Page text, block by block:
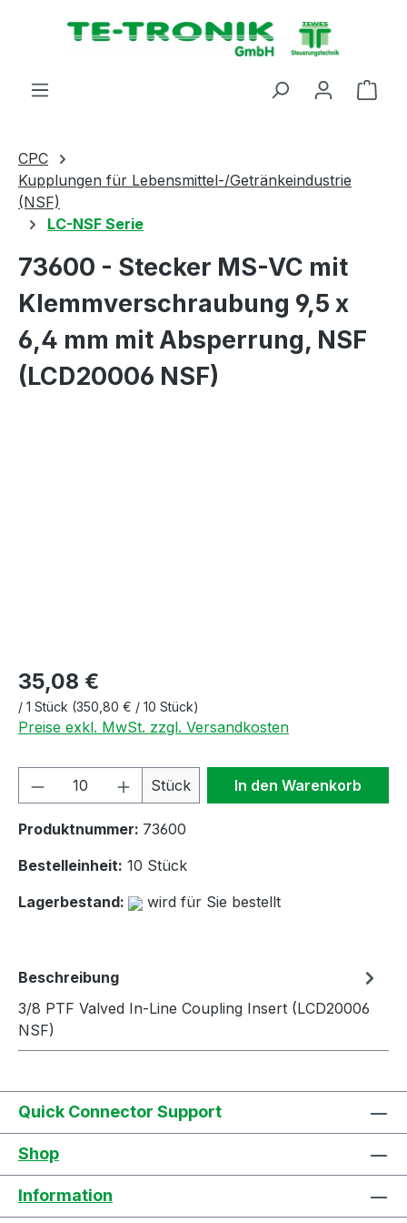
springen
CPC
Kupplungen für Lebensmittel-/Getränkeindustrie
(NSF)
LC-NSF Serie
73600 - Stecker MS-VC mit
Klemmverschraubung 9,5 x
6,4 mm mit Absperrung, NSF
(LCD20006 NSF)
35,08 €
/ 1 Stück (350,80 € / 10 Stück)
Preise exkl. MwSt. zzgl. Versandkosten
Produkt Anzahl: Gib den
Stück In den Warenkorb
Produktnummer: 73600
Bestelleinheit: 10 Stück
Lagerbestand:
wird für Sie bestellt
Beschreibung
3/8 PTF Valved In-Line Coupling Insert (LCD20006
NSF)
Quick Connector Support
Shop
Information